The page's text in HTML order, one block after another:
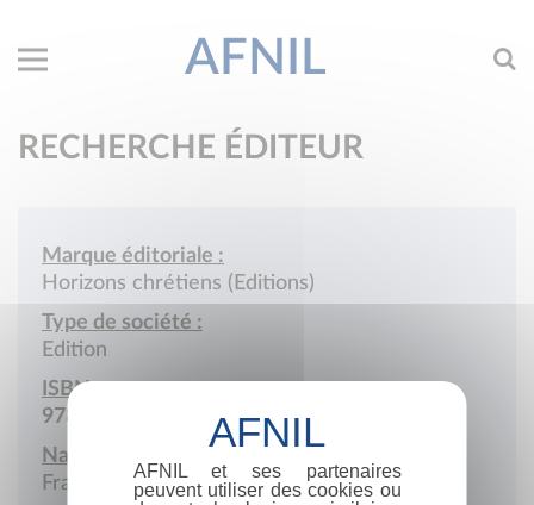
AFNIL
RECHERCHE ÉDITEUR
Marque éditoriale :
Horizons chrétiens (Editions)
Type de société :
Edition
ISBN :
978-2-904910
Nationalité :
France
AFNIL et ses partenaires
peuvent utiliser des cookies ou